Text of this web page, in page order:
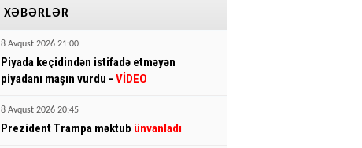
XƏBƏRLƏR
8 Avqust 2026 21:00
Piyada keçidindən istifadə etməyən
piyadanı maşın vurdu - VİDEO
8 Avqust 2026 20:45
Prezident Trampa məktub ünvanladı